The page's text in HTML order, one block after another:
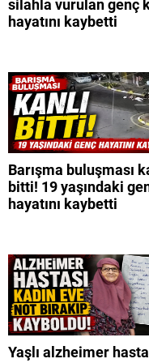
silahla vurulan genç
hayatını kaybetti
Barışma buluşması
bitti! 19 yaşındaki
hayatını kaybetti
Yaşlı alzheimer